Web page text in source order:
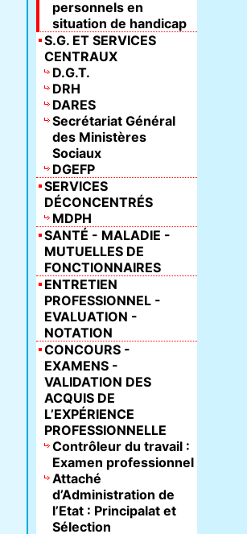
personnels en
situation de handicap
S.G. ET SERVICES
CENTRAUX
D.G.T.
DRH
DARES
Secrétariat Général
des Ministères
Sociaux
DGEFP
SERVICES
DÉCONCENTRÉS
MDPH
SANTÉ - MALADIE -
MUTUELLES DE
FONCTIONNAIRES
ENTRETIEN
PROFESSIONNEL -
EVALUATION -
NOTATION
CONCOURS -
EXAMENS -
VALIDATION DES
ACQUIS DE
L’EXPÉRIENCE
PROFESSIONNELLE
Contrôleur du travail :
Examen professionnel
Attaché
d’Administration de
l’Etat : Principalat et
Sélection